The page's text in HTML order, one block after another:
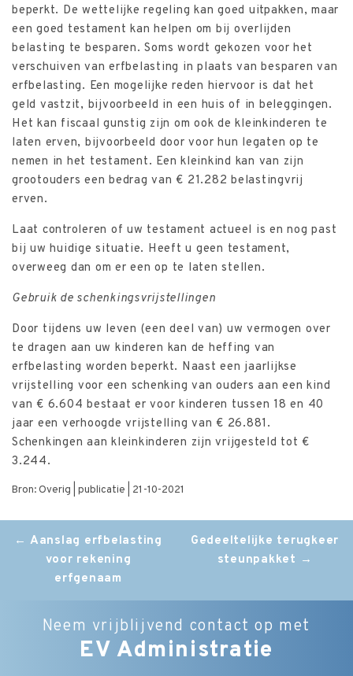
beperkt. De wettelijke regeling kan goed uitpakken, maar
een goed testament kan helpen om bij overlijden
belasting te besparen. Soms wordt gekozen voor het
verschuiven van erfbelasting in plaats van besparen van
erfbelasting. Een mogelijke reden hiervoor is dat het
geld vastzit, bijvoorbeeld in een huis of in beleggingen.
Het kan fiscaal gunstig zijn om ook de kleinkinderen te
laten erven, bijvoorbeeld door voor hun legaten op te
nemen in het testament. Een kleinkind kan van zijn
grootouders een bedrag van € 21.282 belastingvrij
erven.
Laat controleren of uw testament actueel is en nog past
bij uw huidige situatie. Heeft u geen testament,
overweeg dan om er een op te laten stellen.
Gebruik de schenkingsvrijstellingen
Door tijdens uw leven (een deel van) uw vermogen over
te dragen aan uw kinderen kan de heffing van
erfbelasting worden beperkt. Naast een jaarlijkse
vrijstelling voor een schenking van ouders aan een kind
van € 6.604 bestaat er voor kinderen tussen 18 en 40
jaar een verhoogde vrijstelling van € 26.881.
Schenkingen aan kleinkinderen zijn vrijgesteld tot €
3.244.
Bron: Overig | publicatie | 21-10-2021
Post
navigation
← Aanslag erfbelasting
voor rekening
erfgenaam
Gedeeltelijke terugkeer
steunpakket →
Neem vrijblijvend contact op met
EV Administratie